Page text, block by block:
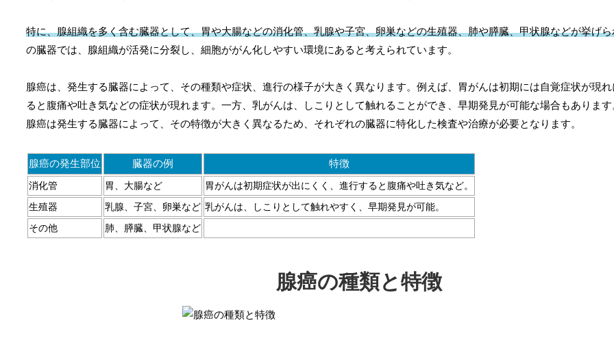
特に、腺組織を多く含む臓器として、胃や大腸などの消化管、乳腺や子宮、卵巣などの生殖器、肺や膵臓、甲状腺などが挙げ
の臓器では、腺組織が活発に分裂し、細胞ががん化しやすい環境にあると考えられています。
腺癌は、発生する臓器によって、その種類や症状、進行の様子が大きく異なります。例えば、胃がんは初期には自覚症状が現
ると腹痛や吐き気などの症状が現れます。一方、乳がんは、しこりとして触れることができ、早期発見が可能な場合もあります
腺癌は発生する臓器によって、その特徴が大きく異なるため、それぞれの臓器に特化した検査や治療が必要となります。
腺癌の発生部位 臓器の例 特徴
消化管 胃、大腸など 胃がんは初期症状が出にくく、進行すると腹痛や吐き気など。
生殖器 乳腺、子宮、卵巣など 乳がんは、しこりとして触れやすく、早期発見が可能。
その他 肺、膵臓、甲状腺など
腺癌の種類と特徴